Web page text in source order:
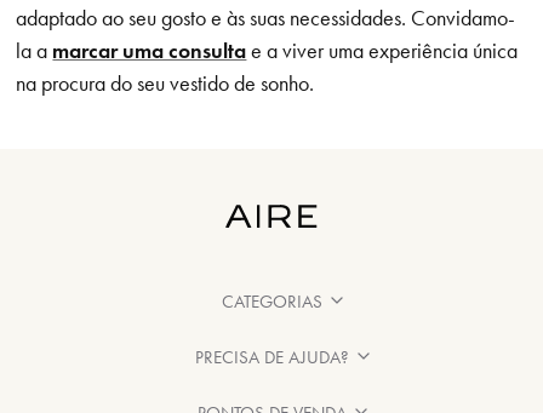
adaptado ao seu gosto e às suas necessidades. Convidamo-
la a marcar uma consultae a viver uma experiência única
na procura do seu vestido de sonho.
CATEGORIAS
PRECISA DE AJUDA?